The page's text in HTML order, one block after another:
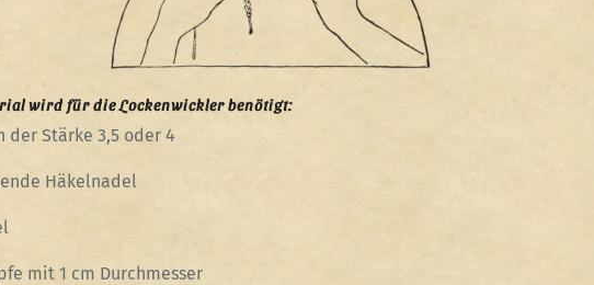
wird für die Lockenwickler benötigt:
der Stärke 3,5 oder 4
Häkelnadel
mit 1 cm Durchmesser